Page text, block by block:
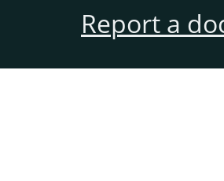
Report a